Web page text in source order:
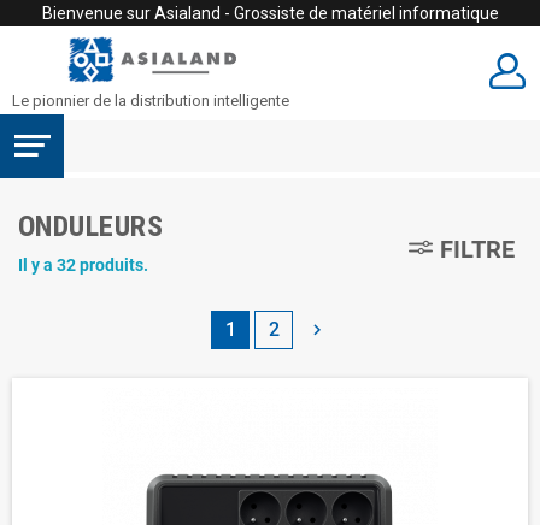
Bienvenue sur Asialand - Grossiste de matériel informatique
Le pionnier de la distribution intelligente
ONDULEURS
Il y a 32 produits.
FILTRE
1 2 